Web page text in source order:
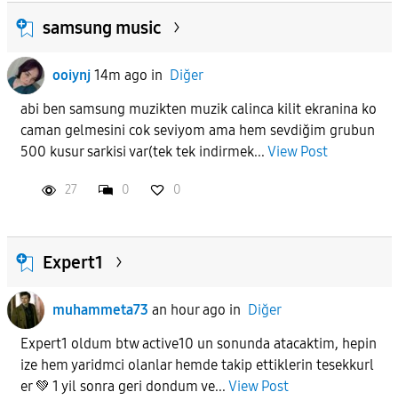
samsung music
ooiynj 14m ago in Diğer
abi ben samsung muzikten muzik calinca kilit ekranina ko
caman gelmesini cok seviyom ama hem sevdiğim grubun
500 kusur sarkisi var(tek tek indirmek... View Post
27 0 0
Expert1
muhammeta73 an hour ago in Diğer
Expert1 oldum btw active10 un sonunda atacaktim, hepin
ize hem yaridmci olanlar hemde takip ettiklerin tesekkurl
er 💚 1 yil sonra geri dondum ve... View Post